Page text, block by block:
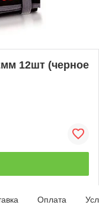
12шт (черное
Оплата